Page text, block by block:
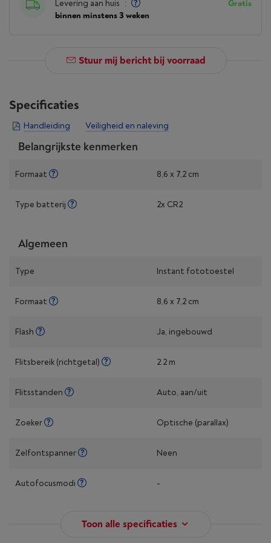
Levering aan huis :
binnen minstens 3 weken
Gratis
Stuur mij bericht bij voorraad
Specificaties
Handleiding Veiligheid en naleving
Belangrijkste kenmerken
Formaat 8,6 x 7,2 cm
Type batterij 2x CR2
Algemeen
Type Instant fototoestel
Formaat 8,6 x 7,2 cm
Flash Ja, ingebouwd
Flitsbereik (richtgetal) 2.2 m
Flitsstanden Auto, aan/uit
Zoeker Optische (parallax)
Zelfontspanner Neen
Autofocusmodi -
Toon alle specificaties